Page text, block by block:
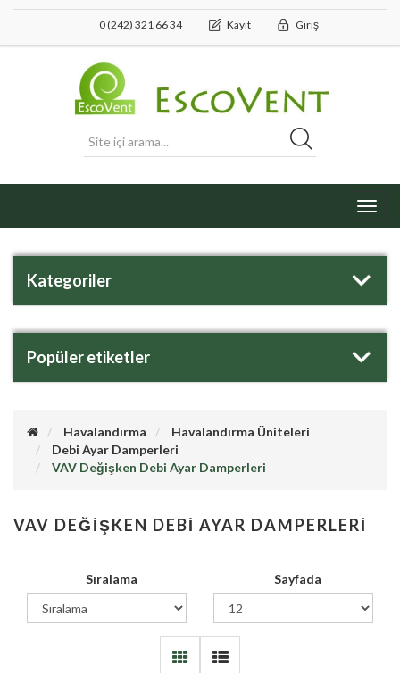
0 (242) 321 66 34 Kayıt Giriş
Kategoriler
Popüler etiketler
Havalandırma
Havalandırma Üniteleri
Debi Ayar Damperleri
VAV Değişken Debi Ayar Damperleri
VAV DEĞIŞKEN DEBI AYAR DAMPERLERI
Sıralama Sayfada